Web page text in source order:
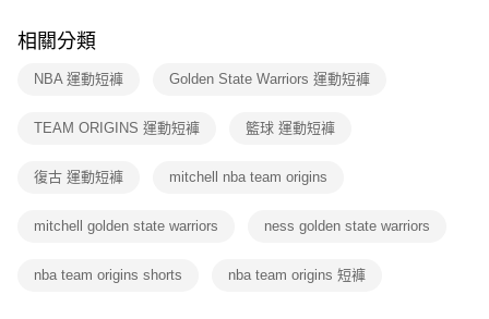
※ 交易是否成功請以「AFTEE先享後付 」之結帳頁面顯示為準，若有關於
是否繳費成功／繳費後需取消欲退款等相關疑問，請聯繫「AFTEE先享後付
客戶支援中心」https://netprotections.freshdesk.com/support/home
１．透過由恩沛科技股份有限公司提供之「AFTEE先享後付」服務完成之交
權轉讓予恩沛科技股份有限公司。
３．未成年的使用者請事先徵得法定代理人或監護人之同意方可使用
任。
相關分類
NBA 運動短褲 Golden State Warriors 運動短褲
TEAM ORIGINS 運動短褲 籃球 運動短褲
復古 運動短褲 mitchell nba team origins
mitchell golden state warriors ness golden state warriors
nba team origins shorts nba team origins 短褲